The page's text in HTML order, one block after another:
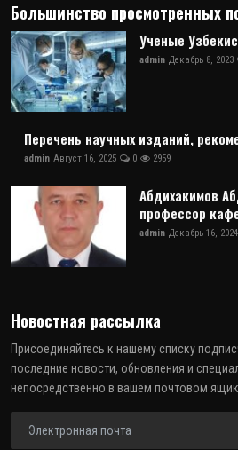
Большинство просмотренных
Ученые
admin Декабрь 8, 2023
Перечень научных изданий,
admin Август 16, 2025 0 2959
Абдихакимов
профессор
admin Декабрь 16, 2024
Новостная рассылка
Присоединяйтесь к нашему списку
последние новости, обновления и
непосредственно в вашем почтовом